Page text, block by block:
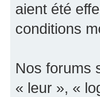
aient été
conditions
Nos forums
« leur », «